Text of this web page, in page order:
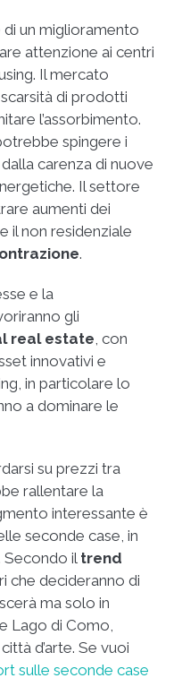
un miglioramento
attenzione ai centri
Il mercato
di prodotti
l’assorbimento.
spingere i
carenza di nuove
Il settore
aumenti dei
il non residenziale
.
e la
gli
real estate, con
innovativi e
in particolare lo
a dominare le
su prezzi tra
rallentare la
interessante è
seconde case, in
Secondo il trend
che decideranno di
ma solo in
Lago di Como,
d’arte. Se vuoi
sulle seconde case